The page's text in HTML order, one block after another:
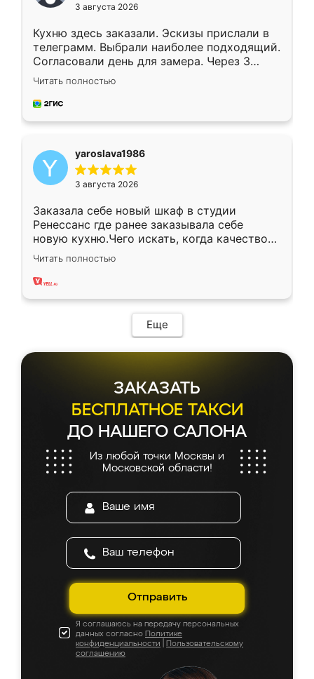
3 августа 2026
Кухню здесь заказали. Эскизы прислали в
телеграмм. Выбрали наиболее подходящий.
Согласовали день для замера. Через 3
недели кухня была уже готова. Остались
довольны работой. Спасибо Ренессанс
мебель за качественную работу!
Читать полностью
yaroslava1986
3 августа 2026
Заказала себе новый шкаф в студии
Ренессанс где ранее заказывала себе
новую кухню.Чего искать, когда качеством
вполне довольна. Служит кухня уже почти
два года, нареканий нет.
Читать полностью
Еще
ЗАКАЗАТЬ
БЕСПЛАТНОЕ ТАКСИ
ДО НАШЕГО САЛОНА
Из любой точки Москвы и
Московской области!
Отправить
Я соглашаюсь на передачу персональных
данных согласно Политике
конфиденциальности
Пользовательскому
соглашению